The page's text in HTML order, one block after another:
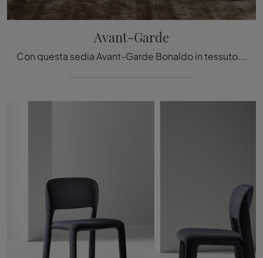
Avant-Garde
Con questa sedia Avant-Garde Bonaldo in tessuto, una tra le nostre sedute fisse design, potrai completare i tuoi interni.